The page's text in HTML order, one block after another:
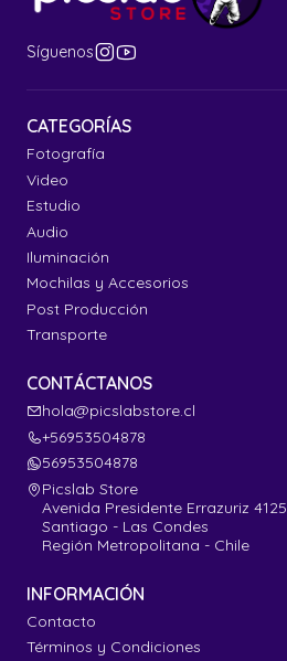
Síguenos
CATEGORÍAS
Fotografía
Video
Estudio
Audio
Iluminación
Mochilas y Accesorios
Post Producción
Transporte
CONTÁCTANOS
hola@picslabstore.cl
+56953504878
56953504878
Picslab Store
Avenida Presidente Errazuriz 4125
Santiago - Las Condes
Región Metropolitana - Chile
INFORMACIÓN
Contacto
Términos y Condiciones